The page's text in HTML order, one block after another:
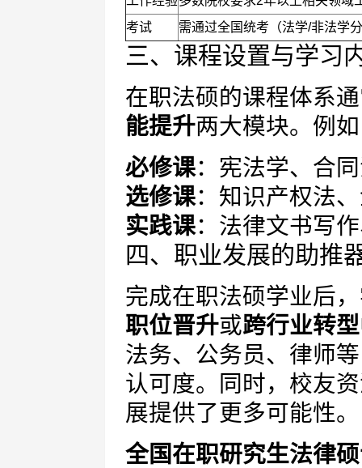
考试
需通过全国统考（法学/非法学
三、课程设置与学习
在职法硕的课程体系
能提升两大模块。例
必修课：宪法学、合
选修课：知识产权法
实践课：法律文书写
四、职业发展的助推
完成在职法硕学业后
职位晋升或跨行业转型
法务、公务员、律师
认可度。同时，校友
展提供了更多可能性。
全国在职研究生法律